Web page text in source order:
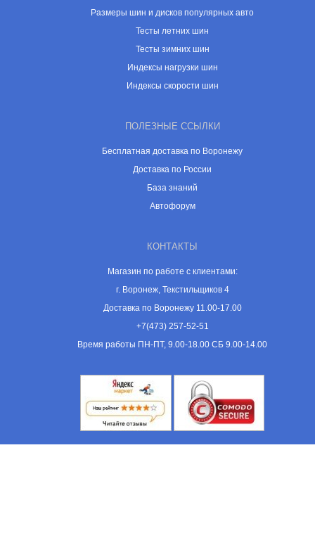
Размеры шин и дисков популярных авто
Тесты летних шин
Тесты зимних шин
Индексы нагрузки шин
Индексы скорости шин
ПОЛЕЗНЫЕ ССЫЛКИ
Бесплатная доставка по Воронежу
Доставка по России
База знаний
Автофорум
КОНТАКТЫ
Магазин по работе с клиентами:
г. Воронеж, Текстильщиков 4
Доставка по Воронежу 11.00-17.00
+7(473) 257-52-51
Время работы ПН-ПТ, 9.00-18.00 СБ 9.00-14.00